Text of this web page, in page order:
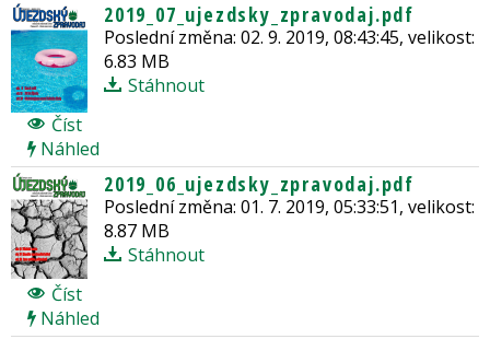
2019_07_ujezdsky_zpravodaj.pdf
Poslední změna: 02. 9. 2019, 08:43:45, velikost:
6.83 MB
Stáhnout
Číst
Náhled
2019_06_ujezdsky_zpravodaj.pdf
Poslední změna: 01. 7. 2019, 05:33:51, velikost:
8.87 MB
Stáhnout
Číst
Náhled